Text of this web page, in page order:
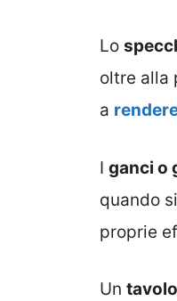
Lo
oltre alla
a
I ganci o
quando
proprie
Un